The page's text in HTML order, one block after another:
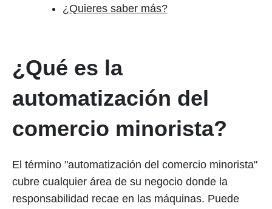
¿Quieres saber más?
¿Qué es la
automatización del
comercio minorista?
El término "automatización del comercio minorista"
cubre cualquier área de su negocio donde la
responsabilidad recae en las máquinas. Puede